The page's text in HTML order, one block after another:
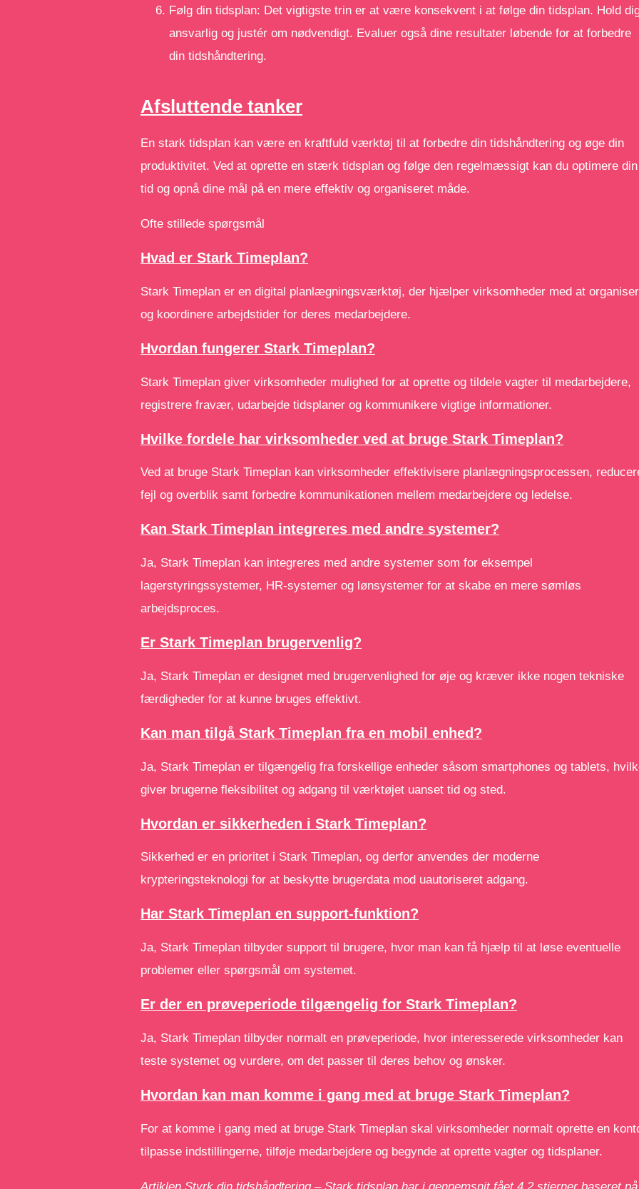
Følg din tidsplan: Det vigtigste trin er at være konsekvent i at følge din tidsplan. Hold
ansvarlig og justér om nødvendigt. Evaluer også dine resultater løbende for at forbedre
din tidshåndtering.
Afsluttende tanker
En stark tidsplan kan være en kraftfuld værktøj til at forbedre din tidshåndtering og øge din
produktivitet. Ved at oprette en stærk tidsplan og følge den regelmæssigt kan du optimere din
tid og opnå dine mål på en mere effektiv og organiseret måde.
Ofte stillede spørgsmål
Hvad er Stark Timeplan?
Stark Timeplan er en digital planlægningsværktøj, der hjælper virksomheder med at
og koordinere arbejdstider for deres medarbejdere.
Hvordan fungerer Stark Timeplan?
Stark Timeplan giver virksomheder mulighed for at oprette og tildele vagter til medarbejdere,
registrere fravær, udarbejde tidsplaner og kommunikere vigtige informationer.
Hvilke fordele har virksomheder ved at bruge Stark Timeplan?
Ved at bruge Stark Timeplan kan virksomheder effektivisere planlægningsprocessen,
fejl og overblik samt forbedre kommunikationen mellem medarbejdere og ledelse.
Kan Stark Timeplan integreres med andre systemer?
Ja, Stark Timeplan kan integreres med andre systemer som for eksempel
lagerstyringssystemer, HR-systemer og lønsystemer for at skabe en mere sømløs
arbejdsproces.
Er Stark Timeplan brugervenlig?
Ja, Stark Timeplan er designet med brugervenlighed for øje og kræver ikke nogen tekniske
færdigheder for at kunne bruges effektivt.
Kan man tilgå Stark Timeplan fra en mobil enhed?
Ja, Stark Timeplan er tilgængelig fra forskellige enheder såsom smartphones og tablets,
giver brugerne fleksibilitet og adgang til værktøjet uanset tid og sted.
Hvordan er sikkerheden i Stark Timeplan?
Sikkerhed er en prioritet i Stark Timeplan, og derfor anvendes der moderne
krypteringsteknologi for at beskytte brugerdata mod uautoriseret adgang.
Har Stark Timeplan en support-funktion?
Ja, Stark Timeplan tilbyder support til brugere, hvor man kan få hjælp til at løse eventuelle
problemer eller spørgsmål om systemet.
Er der en prøveperiode tilgængelig for Stark Timeplan?
Ja, Stark Timeplan tilbyder normalt en prøveperiode, hvor interesserede virksomheder kan
teste systemet og vurdere, om det passer til deres behov og ønsker.
Hvordan kan man komme i gang med at bruge Stark Timeplan?
For at komme i gang med at bruge Stark Timeplan skal virksomheder normalt oprette en
tilpasse indstillingerne, tilføje medarbejdere og begynde at oprette vagter og tidsplaner.
Artiklen Styrk din tidshåndtering – Stark tidsplan har i gennemsnit fået 4.2 stjerner baseret på